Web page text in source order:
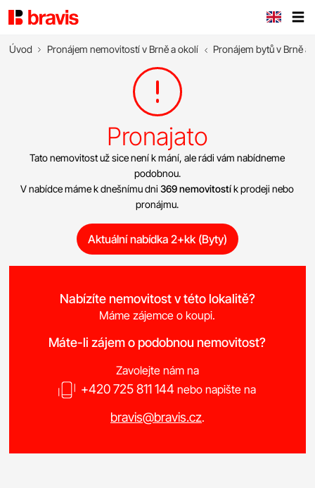
Úvod Pronájem nemovitostí v Brně a okolí Pronájem bytů v Brně a
Pronajato
Tato nemovitost už sice není k mání, ale rádi vám nabídneme
podobnou.
V nabídce máme k dnešnímu dni369 nemovitostík prodeji nebo
pronájmu.
Aktuální nabídka 2+kk (Byty)
Nabízíte nemovitost v této lokalitě?
Máme zájemce o koupi.
Máte-li zájem o podobnou nemovitost?
Zavolejte nám na
+420 725 811 144 nebo napište na
bravis@bravis.cz.